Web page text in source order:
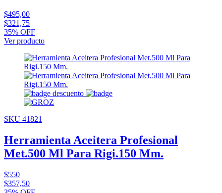
$495,00
$321,75
35% OFF
Ver producto
SKU 41821
Herramienta Aceitera Profesional
Met.500 Ml Para Rigi.150 Mm.
$550
$357,50